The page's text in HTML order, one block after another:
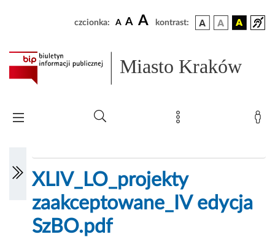
czcionka: A A A kontrast:
Miasto Kraków
XLIV_LO_projekty
zaakceptowane_IV edycja
SzBO.pdf